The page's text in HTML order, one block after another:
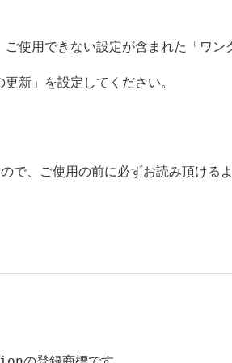
用できない設定が含まれた「ワン
」を設定してください。
で、ご使用の前に必ずお読み頂ける